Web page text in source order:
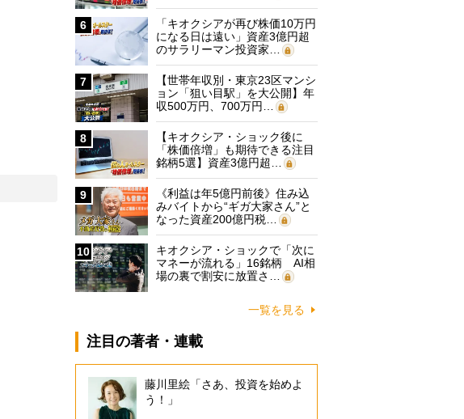
6
「キオクシアが再び株価10万円
になる日は遠い」資産3億円超
のサラリーマン投資家…
7
【世帯年収別・東京23区マンシ
ョン「狙い目駅」を大公開】年
収500万円、700万円…
8
【キオクシア・ショック後に
「株価倍増」も期待できる注目
銘柄5選】資産3億円超…
9
《利益は年5億円前後》住み込
みバイトから“ギガ大家さん”と
なった資産200億円税…
10
キオクシア・ショックで「次に
マネーが流れる」16銘柄 AI相
場の裏で割安に放置さ…
一覧を見る
注目の著者・連載
藤川里絵「さあ、投資を始めよ
う！」